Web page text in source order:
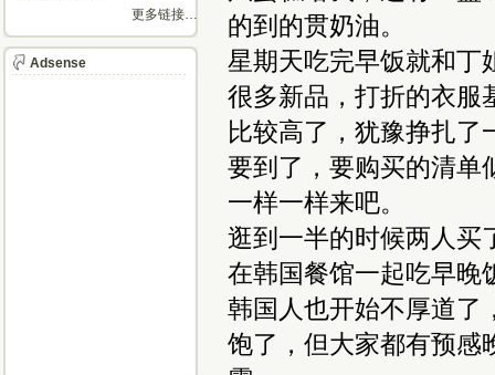
的到的贯奶油。
星期天吃完早饭就和丁
很多新品，打折的衣服
比较高了，犹豫挣扎了
要到了，要购买的清
一样一样来吧。
逛到一半的时候两人买
在韩国餐馆一起吃早晚
韩国人也开始不厚道了
饱了，但大家都有预感
更多链接…
Adsense